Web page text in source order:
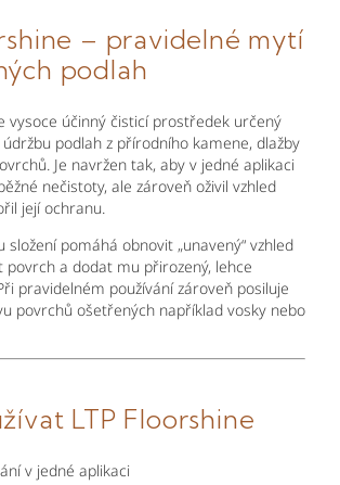
– pravidelné mytí
podlah
vysoce účinný čisticí prostředek určený
podlah z přírodního kamene, dlažby
Je navržen tak, aby v jedné aplikaci
nečistoty, ale zároveň oživil vzhled
její ochranu.
složení pomáhá obnovit „unavený“ vzhled
povrch a dodat mu přirozený, lehce
pravidelném používání zároveň posiluje
povrchů ošetřených například vosky nebo
LTP Floorshine
v jedné aplikaci